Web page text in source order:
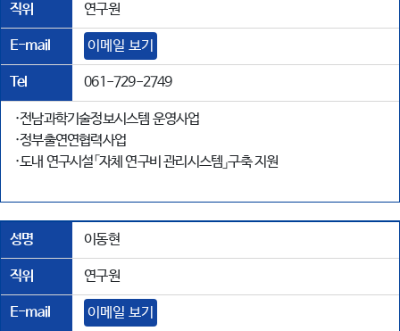
직위 연구원
E-mail 이메일 보기
Tel 061-729-2749
·전남과학기술정보시스템 운영사업
·정부출연연협력사업
·도내 연구시설「자체 연구비 관리시스템」구축 지원
성명 이동현
직위 연구원
E-mail 이메일 보기